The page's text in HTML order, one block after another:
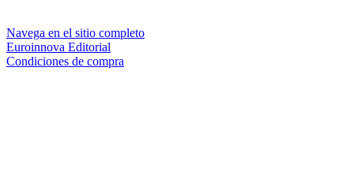
Navega en el sitio completo
Euroinnova Editorial
Condiciones de compra